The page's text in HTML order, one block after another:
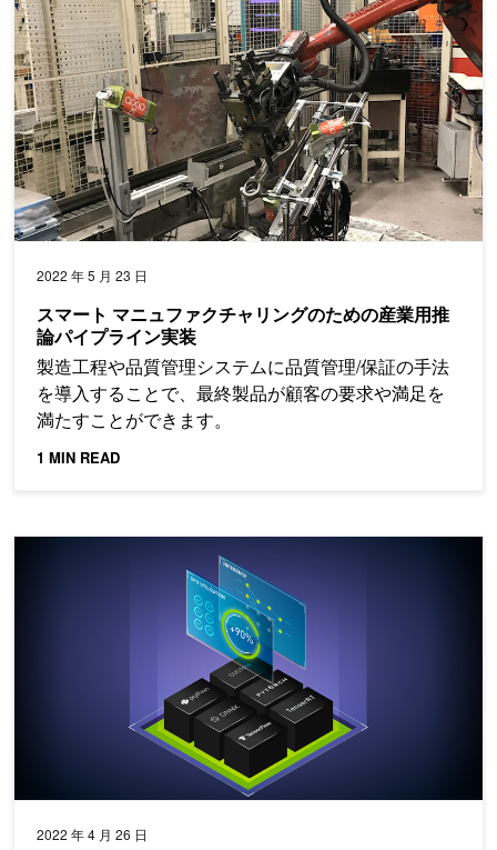
2022 年 5 月 23 日
スマート マニュファクチャリングのための産業用推
論パイプライン実装
製造工程や品質管理システムに品質管理/保証の手法
を導入することで、最終製品が顧客の要求や満足を
満たすことができます。
1 MIN READ
2022 年 4 月 26 日